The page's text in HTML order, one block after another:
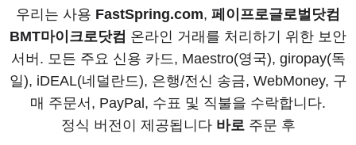
우리는 사용 FastSpring.com, 페이프로글로벌닷컴
BMT마이크로닷컴 온라인 거래를 처리하기 위한 보안
서버. 모든 주요 신용 카드, Maestro(영국), giropay(독
일), iDEAL(네덜란드), 은행/전신 송금, WebMoney, 구
매 주문서, PayPal, 수표 및 직불을 수락합니다.
정식 버전이 제공됩니다 바로주문 후